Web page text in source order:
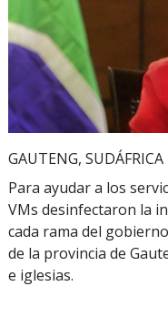
GAUTENG, SUDÁFRICA
Para ayudar a los
VMs desinfectaron la
cada rama del
de la provincia de
e iglesias.